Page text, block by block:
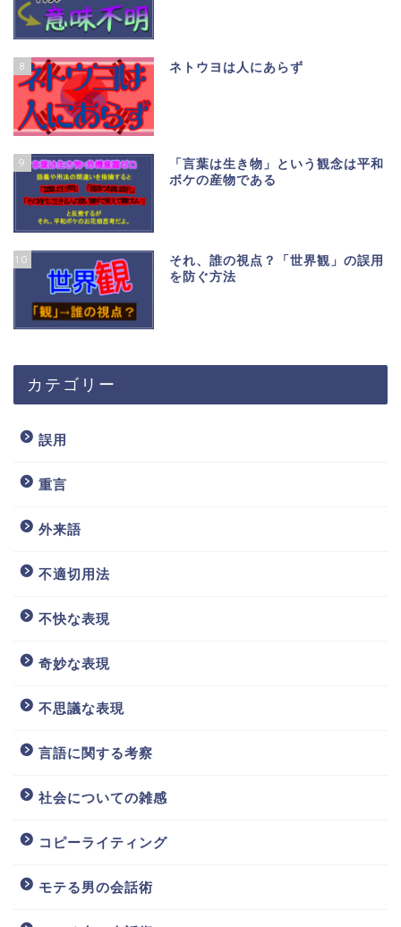
8 ネトウヨは人にあらず
9
「言葉は生き物」という観念は平和
ボケの産物である
10
それ、誰の視点？「世界観」の誤用
を防ぐ方法
カテゴリー
誤用
重言
外来語
不適切用法
不快な表現
奇妙な表現
不思議な表現
言語に関する考察
社会についての雑感
コピーライティング
モテる男の会話術